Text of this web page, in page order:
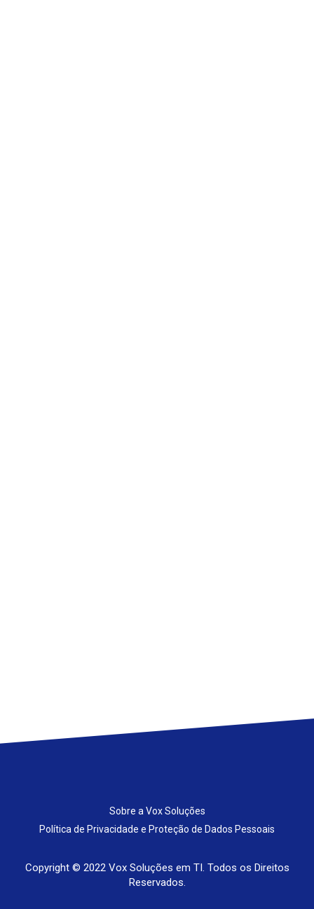
Sobre a Vox Soluções
Política de Privacidade e Proteção de Dados Pessoais
Copyright © 2022 Vox Soluções em TI. Todos os Direitos
Reservados.